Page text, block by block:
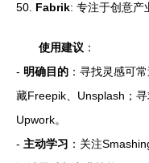
50. Fabrik: 专注于创意产
使用建议 ：
- 明确目的 ：寻找灵感可
藏Freepik、Unsplash；
Upwork。
- 主动学习 ：关注